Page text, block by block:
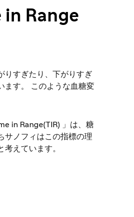
in Range
りすぎたり、下がりすぎ
ます。 このような血糖変
in Range(TIR) 」は、糖
サノフィはこの指標の理
考えています。